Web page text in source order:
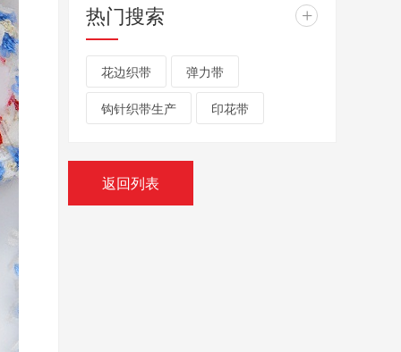
热门搜索 +
花边织带 弹力带
钩针织带生产 印花带
返回列表